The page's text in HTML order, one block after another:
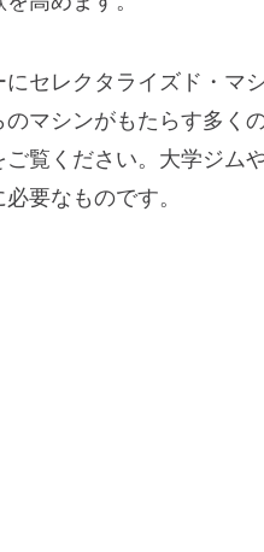
セレクタライズド・マ
のマシンがもたらす多く
ご覧ください。大学ジム
要なものです。